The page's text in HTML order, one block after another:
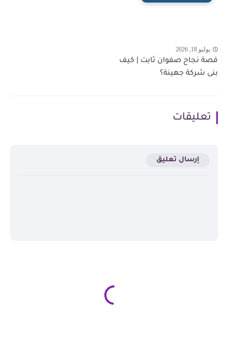
يوليو 18, 2026
قصة نجاح صفوان ثابت | كيف
بنى شركة جهينة؟
تعليقات
إرسال تعليق